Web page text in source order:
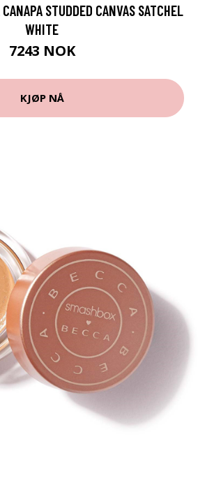
STUDDED CANVAS SATCHEL
WHITE
7243 NOK
KJØP NÅ